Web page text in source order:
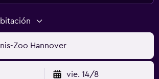
Zoo Hannover
vie. 14/8